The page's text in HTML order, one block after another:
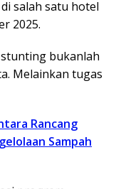
salah satu hotel
2025.
bukanlah
Melainkan tugas
Rancang
Sampah